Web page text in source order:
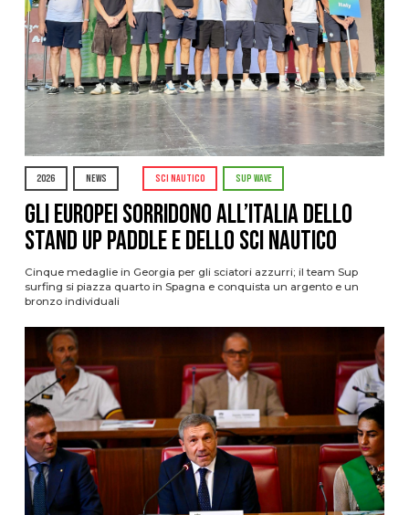
2026 NEWS SCI NAUTICO SUP WAVE
Gli Europei sorridono all’Italia dello
stand up paddle e dello sci nautico
Cinque medaglie in Georgia per gli sciatori azzurri; il team Sup
surfing si piazza quarto in Spagna e conquista un argento e un
bronzo individuali